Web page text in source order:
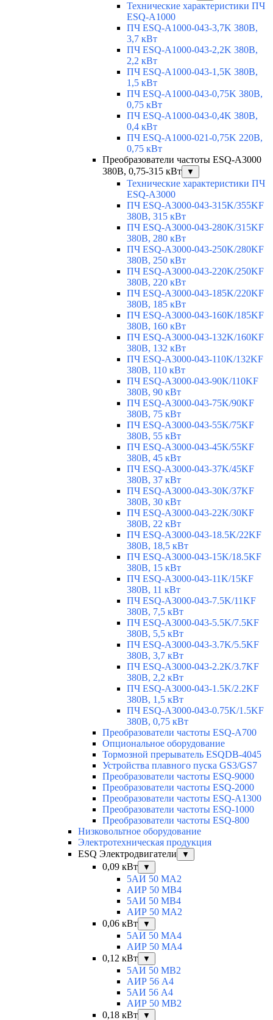
Технические характеристики ПЧ
ESQ-A1000
ПЧ ESQ-A1000-043-3,7K 380В,
3,7 кВт
ПЧ ESQ-A1000-043-2,2K 380В,
2,2 кВт
ПЧ ESQ-A1000-043-1,5K 380В,
1,5 кВт
ПЧ ESQ-A1000-043-0,75K 380В,
0,75 кВт
ПЧ ESQ-A1000-043-0,4K 380В,
0,4 кВт
ПЧ ESQ-A1000-021-0,75K 220В,
0,75 кВт
Преобразователи частоты ESQ-A3000
380В, 0,75-315 кВт
▼
Технические характеристики ПЧ
ESQ-A3000
ПЧ ESQ-A3000-043-315K/355KF
380В, 315 кВт
ПЧ ESQ-A3000-043-280K/315KF
380В, 280 кВт
ПЧ ESQ-A3000-043-250K/280KF
380В, 250 кВт
ПЧ ESQ-A3000-043-220K/250KF
380В, 220 кВт
ПЧ ESQ-A3000-043-185K/220KF
380В, 185 кВт
ПЧ ESQ-A3000-043-160K/185KF
380В, 160 кВт
ПЧ ESQ-A3000-043-132K/160KF
380В, 132 кВт
ПЧ ESQ-A3000-043-110K/132KF
380В, 110 кВт
ПЧ ESQ-A3000-043-90K/110KF
380В, 90 кВт
ПЧ ESQ-A3000-043-75K/90KF
380В, 75 кВт
ПЧ ESQ-A3000-043-55K/75KF
380В, 55 кВт
ПЧ ESQ-A3000-043-45K/55KF
380В, 45 кВт
ПЧ ESQ-A3000-043-37K/45KF
380В, 37 кВт
ПЧ ESQ-A3000-043-30K/37KF
380В, 30 кВт
ПЧ ESQ-A3000-043-22K/30KF
380В, 22 кВт
ПЧ ESQ-A3000-043-18.5K/22KF
380В, 18,5 кВт
ПЧ ESQ-A3000-043-15K/18.5KF
380В, 15 кВт
ПЧ ESQ-A3000-043-11K/15KF
380В, 11 кВт
ПЧ ESQ-A3000-043-7.5K/11KF
380В, 7,5 кВт
ПЧ ESQ-A3000-043-5.5K/7.5KF
380В, 5,5 кВт
ПЧ ESQ-A3000-043-3.7K/5.5KF
380В, 3,7 кВт
ПЧ ESQ-A3000-043-2.2K/3.7KF
380В, 2,2 кВт
ПЧ ESQ-A3000-043-1.5K/2.2KF
380В, 1,5 кВт
ПЧ ESQ-A3000-043-0.75K/1.5KF
380В, 0,75 кВт
Преобразователи частоты ESQ-A700
Опциональное оборудование
Тормозной прерыватель ESQDB-4045
Устройства плавного пуска GS3/GS7
Преобразователи частоты ESQ-9000
Преобразователи частоты ESQ-2000
Преобразователи частоты ESQ-A1300
Преобразователи частоты ESQ-1000
Преобразователи частоты ESQ-800
Низковольтное оборудование
Электротехническая продукция
ESQ Электродвигатели
▼
0,09 кВт ▼
5АИ 50 МА2
АИР 50 МВ4
5АИ 50 МB4
АИР 50 МА2
0,06 кВт
▼
5АИ 50 МА4
АИР 50 MA4
0,12 кВт
▼
5АИ 50 МB2
АИР 56 А4
5АИ 56 A4
АИР 50 МВ2
0,18 кВт
▼